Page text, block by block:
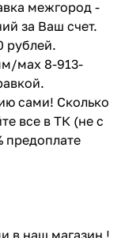
межгород -
за Ваш счет.
рублей.
мах 8-913-
сами! Сколько
все в ТК (не с
предоплате
в наш магазин !